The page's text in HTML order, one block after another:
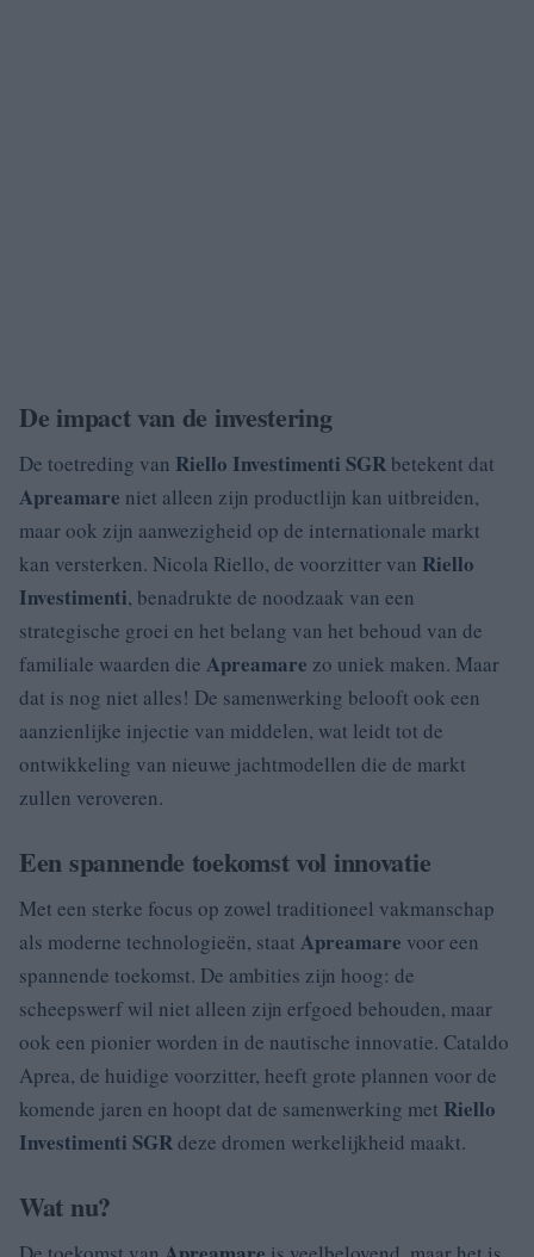
De impact van de investering
De toetreding van Riello Investimenti SGR betekent dat
Apreamare niet alleen zijn productlijn kan uitbreiden,
maar ook zijn aanwezigheid op de internationale markt
kan versterken. Nicola Riello, de voorzitter van Riello
Investimenti, benadrukte de noodzaak van een
strategische groei en het belang van het behoud van de
familiale waarden die Apreamare zo uniek maken. Maar
dat is nog niet alles! De samenwerking belooft ook een
aanzienlijke injectie van middelen, wat leidt tot de
ontwikkeling van nieuwe jachtmodellen die de markt
zullen veroveren.
Een spannende toekomst vol innovatie
Met een sterke focus op zowel traditioneel vakmanschap
als moderne technologieën, staat Apreamare voor een
spannende toekomst. De ambities zijn hoog: de
scheepswerf wil niet alleen zijn erfgoed behouden, maar
ook een pionier worden in de nautische innovatie. Cataldo
Aprea, de huidige voorzitter, heeft grote plannen voor de
komende jaren en hoopt dat de samenwerking met Riello
Investimenti SGRdeze dromen werkelijkheid maakt.
Wat nu?